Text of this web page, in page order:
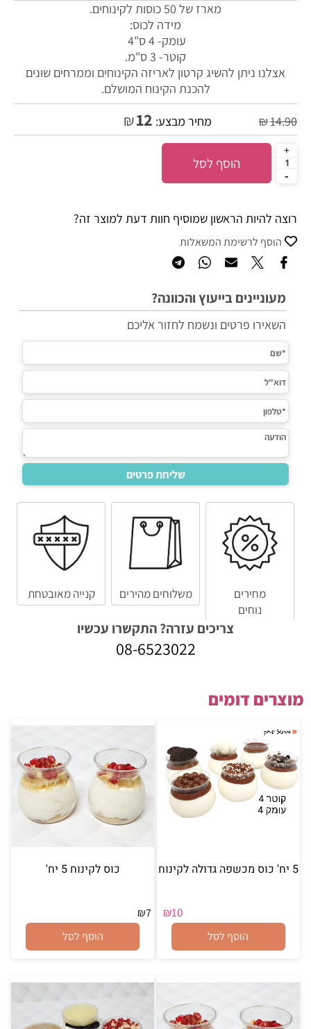
מארז של 50 כוסות לקינוחים.
מידה לכוס:
עומק- 4 ס"4
קוטר- 3 ס"מ.
אצלנו ניתן להשיג קרטון לאריזה הקינוחים וממרחים שונים
להכנת הקינוח המושלם.
₪14.90 מחיר מבצע: ₪12
הוסף לסל
רוצה להיות הראשון שמוסיף חוות דעת למוצר זה?
הוסף לרשימת המשאלות
מעוניינים בייעוץ והכוונה?
השאירו פרטים ונשמח לחזור אליכם
מחירים
נוחים
משלוחים מהירים קנייה מאובטחת
צריכים עזרה? התקשרו עכשיו
08-6523022
מוצרים דומים
5 יח' כוס מכשפה גדולה לקינוח
₪10
הוסף לסל
כוס לקינוח 5 יח'
₪7
הוסף לסל